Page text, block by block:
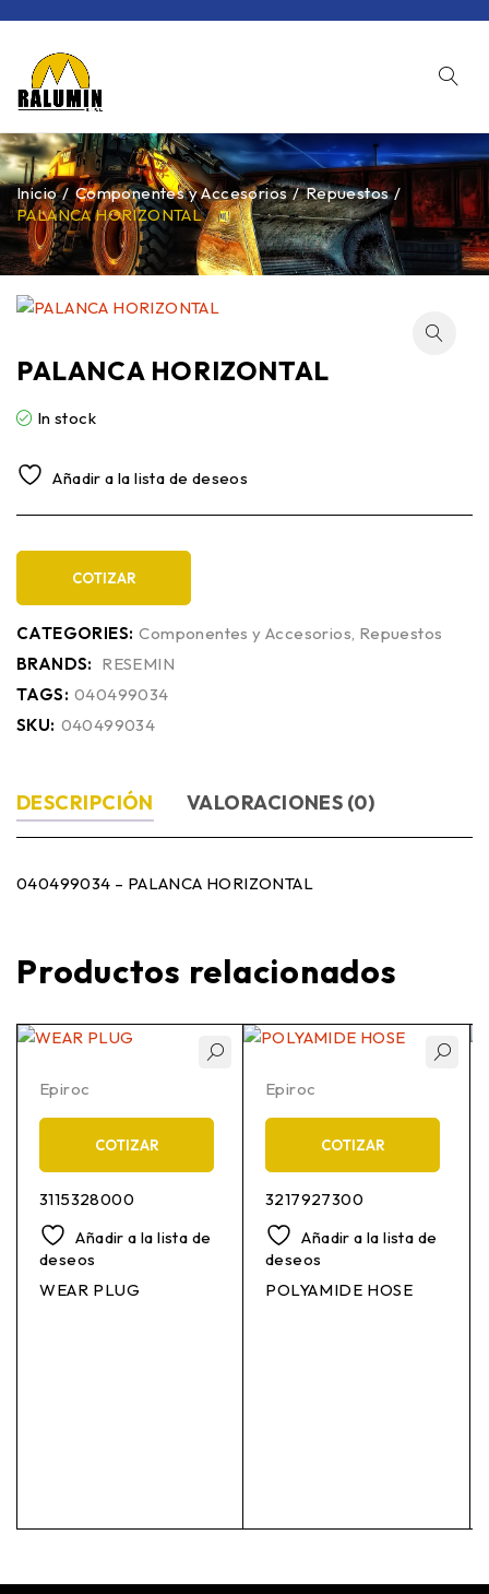
Inicio / Componentes y Accesorios / Repuestos /
PALANCA HORIZONTAL
PALANCA HORIZONTAL
In stock
Añadir a la lista de deseos
COTIZAR
CATEGORIES: Componentes y Accesorios, Repuestos
BRANDS: RESEMIN
TAGS: 040499034
SKU: 040499034
DESCRIPCIÓN VALORACIONES (0)
040499034 – PALANCA HORIZONTAL
Productos relacionados
Epiroc
COTIZAR
3115328000
Añadir a la lista de
deseos
WEAR PLUG
Epiroc
COTIZAR
3217927300
Añadir a la lista de
deseos
POLYAMIDE HOSE